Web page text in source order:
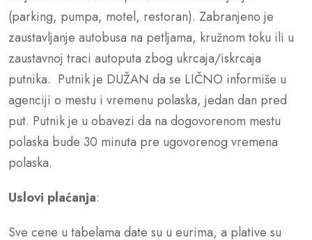
(parking, pumpa, motel, restoran). Zabranjeno je
zaustavljanje autobusa na petljama, kružnom toku ili u
zaustavnoj traci autoputa zbog ukrcaja/iskrcaja
putnika. Putnik je DUŽAN da se LIČNO informiše u
agenciji o mestu i vremenu polaska, jedan dan pred
put. Putnik je u obavezi da na dogovorenom mestu
polaska bude 30 minuta pre ugovorenog vremena
polaska.
Uslovi plaćanja:
Sve cene u tabelama date su u eurima, a plative su